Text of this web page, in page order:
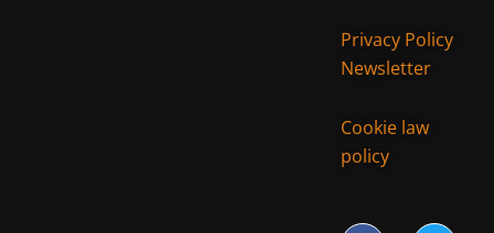
Privacy Policy
Newsletter
Cookie law
policy